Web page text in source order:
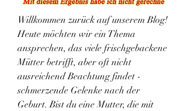
Willkommen zurück auf unserem Blog!
Heute möchten wir ein Thema
ansprechen, das viele frischgebackene
Mütter betrifft, aber oft nicht
ausreichend Beachtung findet -
schmerzende Gelenke nach der
Geburt. Bist du eine Mutter, die mit